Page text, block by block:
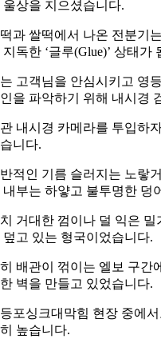
울상을 지으셨습니다.
과 쌀떡에서 나온 전분기
지독한 ‘글루(Glue)’ 상태가
고객님을 안심시키고 영
을 파악하기 위해 내시경
내시경 카메라를 투입하
니다.
적인 기름 슬러지는 노랗
내부는 하얗고 불투명한 덩
거대한 껌이나 덜 익은
덮고 있는 형국이었습니다.
배관이 꺾이는 엘보 구간
벽을 만들고 있었습니다.
포싱크대막힘 현장 중에
높습니다.